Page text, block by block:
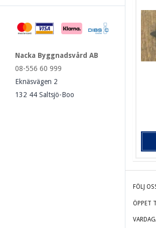
Nacka Byggnadsvård AB
08-556 60 999
Eknäsvägen 2
132 44 Saltsjö-Boo
FÖLJ
ÖPPET